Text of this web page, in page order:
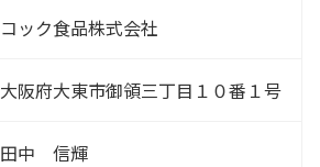
コック食品株式会社
大阪府大東市御領三丁目１０番１号
田中 信輝